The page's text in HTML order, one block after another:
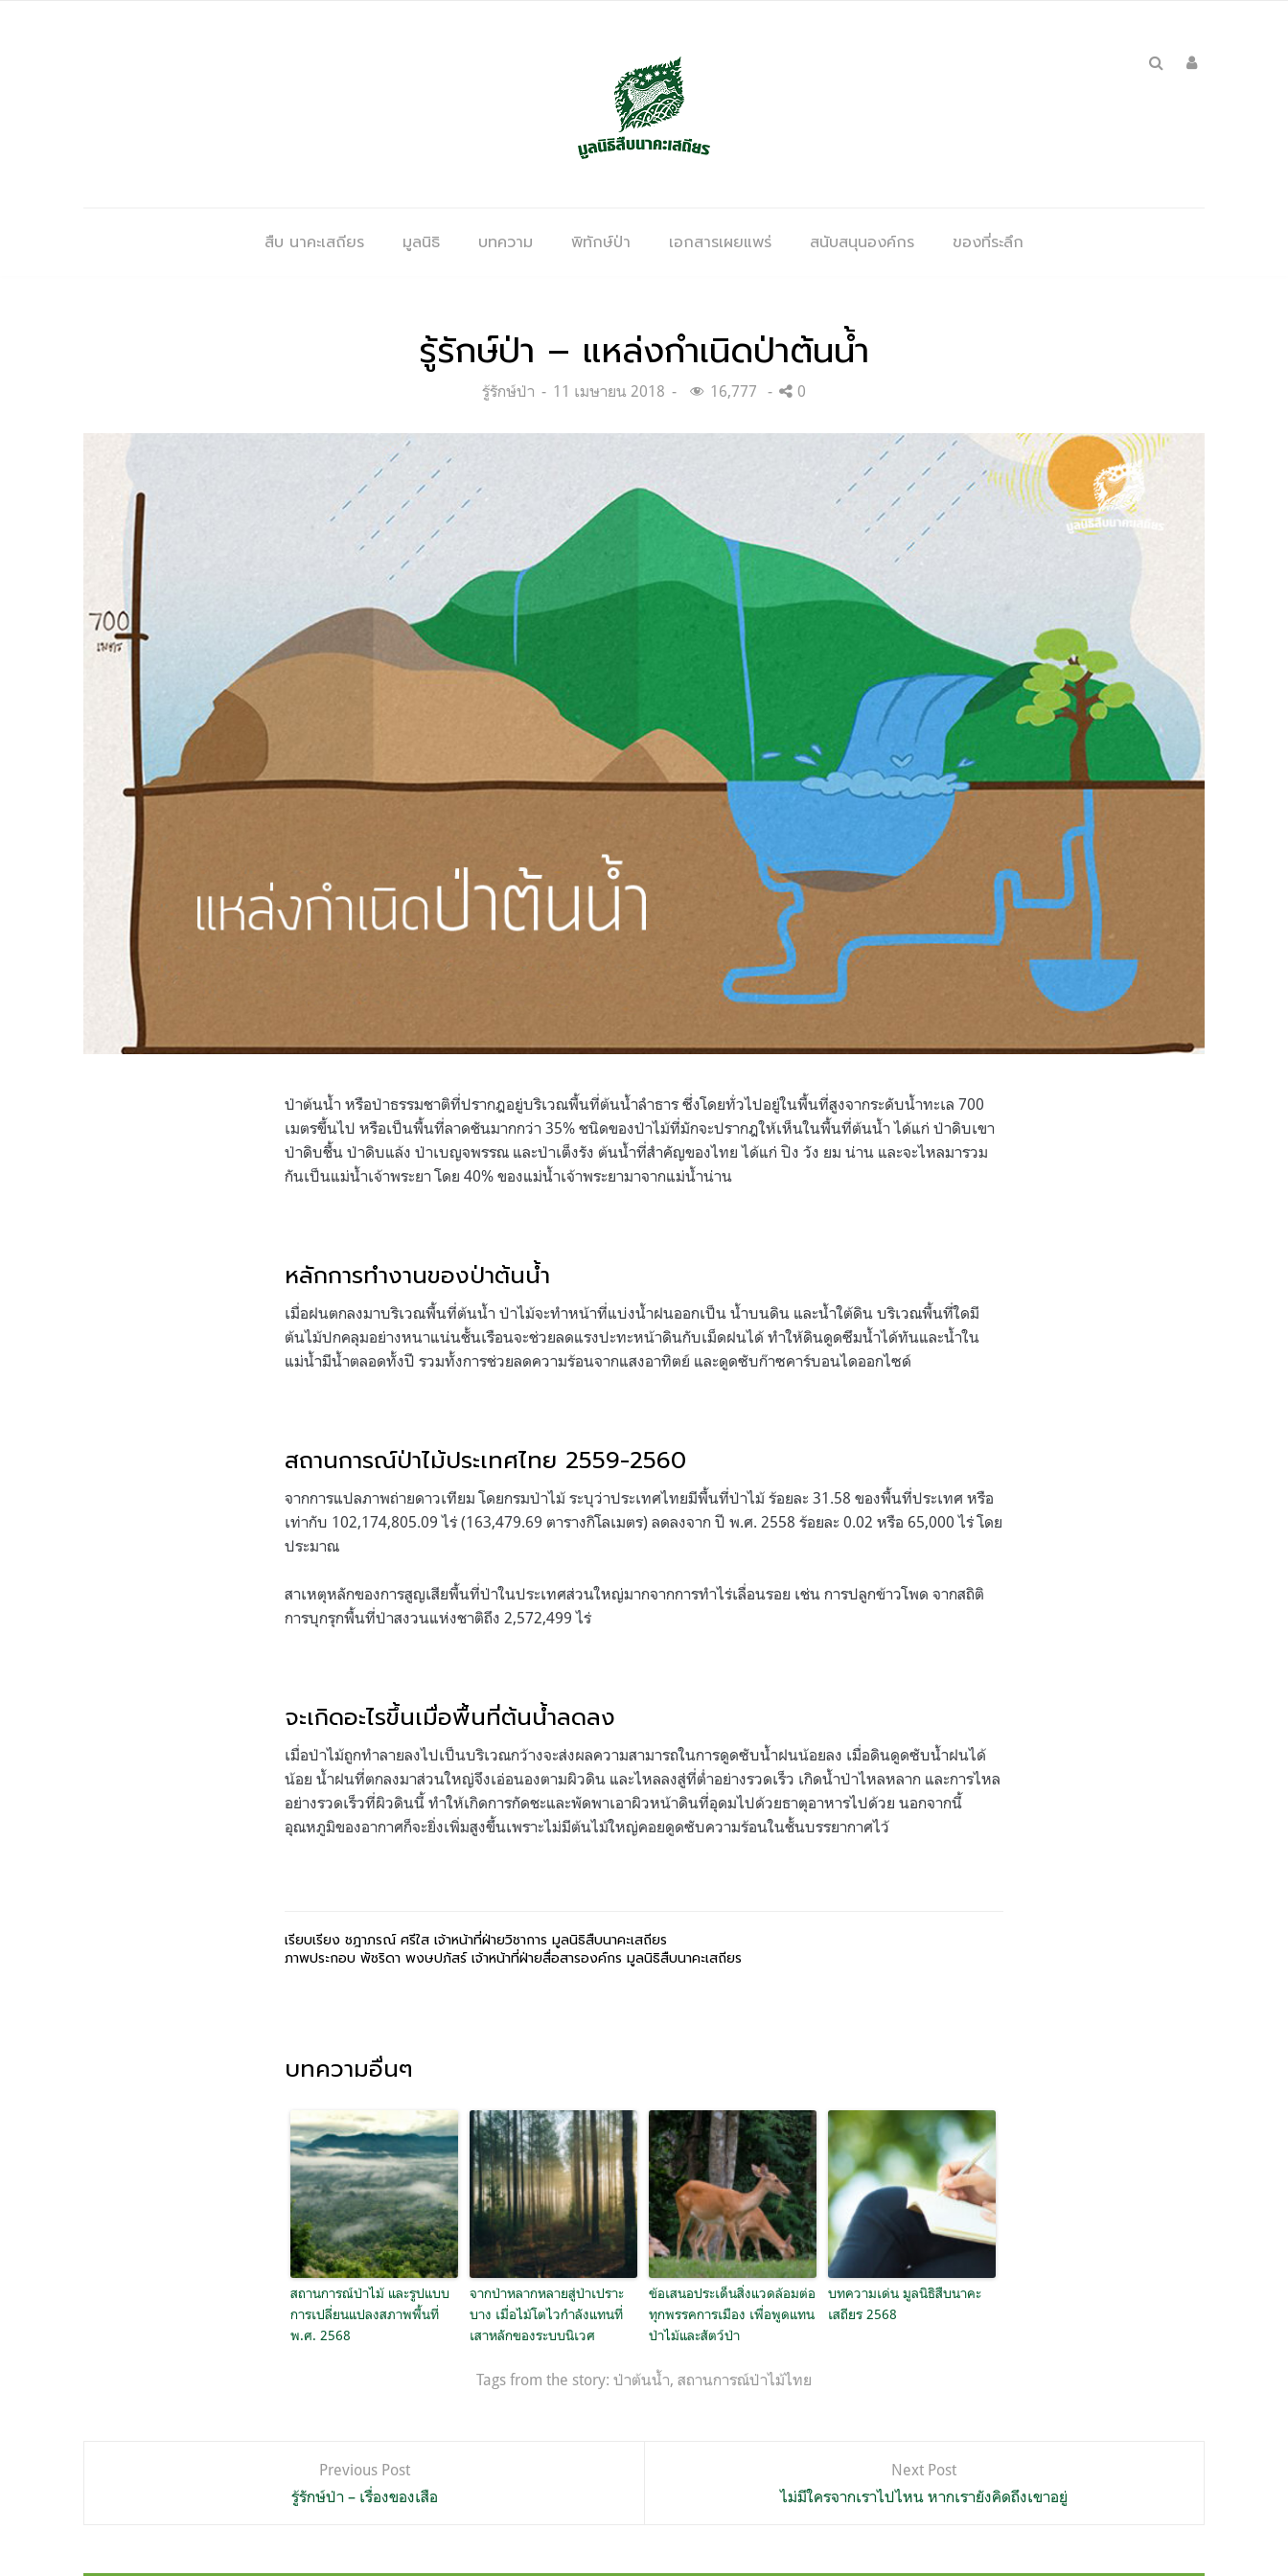
สืบ นาคะเสถียร มูลนิธิ บทความ พิทักษ์ป่า เอกสารเผยแพร่ สนับสนุนองค์กร ของที่ระลึก
รู้รักษ์ป่า – แหล่งกำเนิดป่าต้นน้ำ
Categories:
รู้รักษ์ป่า
Posted
11 เมษายน 2018 16,777 0
ป่าต้นน้ำ หรือป่าธรรมชาติที่ปรากฎอยู่บริเวณพื้นที่ต้นน้ำลำธาร ซึ่งโดยทั่วไปอยู่ในพื้นที่สูงจากระดับน้ำทะเล 700
เมตรขึ้นไป หรือเป็นพื้นที่ลาดชันมากกว่า 35% ชนิดของป่าไม้ที่มักจะปรากฎให้เห็นในพื้นที่ต้นน้ำ ได้แก่ ป่าดิบเขา
ป่าดิบชื้น ป่าดิบแล้ง ป่าเบญจพรรณ และป่าเต็งรัง ต้นน้ำที่สำคัญของไทย ได้แก่ ปิง วัง ยม น่าน และจะไหลมารวม
กันเป็นแม่น้ำเจ้าพระยา โดย 40% ของแม่น้ำเจ้าพระยามาจากแม่น้ำน่าน
หลักการทำงานของป่าต้นน้ำ
เมื่อฝนตกลงมาบริเวณพื้นที่ต้นน้ำ ป่าไม้จะทำหน้าที่แบ่งน้ำฝนออกเป็น น้ำบนดิน และน้ำใต้ดิน บริเวณพื้นที่ใดมี
ต้นไม้ปกคลุมอย่างหนาแน่นชั้นเรือนจะช่วยลดแรงปะทะหน้าดินกับเม็ดฝนได้ ทำให้ดินดูดซึมน้ำได้ทันและน้ำใน
แม่น้ำมีน้ำตลอดทั้งปี รวมทั้งการช่วยลดความร้อนจากแสงอาทิตย์ และดูดซับก๊าซคาร์บอนไดออกไซด์
สถานการณ์ป่าไม้ประเทศไทย 2559-2560
จากการแปลภาพถ่ายดาวเทียม โดยกรมป่าไม้ ระบุว่าประเทศไทยมีพื้นที่ป่าไม้ ร้อยละ 31.58 ของพื้นที่ประเทศ หรือ
เท่ากับ 102,174,805.09 ไร่ (163,479.69 ตารางกิโลเมตร) ลดลงจาก ปี พ.ศ. 2558 ร้อยละ 0.02 หรือ 65,000 ไร่ โดย
ประมาณ
สาเหตุหลักของการสูญเสียพื้นที่ป่าในประเทศส่วนใหญ่มากจากการทำไร่เลื่อนรอย เช่น การปลูกข้าวโพด จากสถิติ
การบุกรุกพื้นที่ป่าสงวนแห่งชาติถึง 2,572,499 ไร่
จะเกิดอะไรขึ้นเมื่อพื้นที่ต้นน้ำลดลง
เมื่อป่าไม้ถูกทำลายลงไปเป็นบริเวณกว้างจะส่งผลความสามารถในการดูดซับน้ำฝนน้อยลง เมื่อดินดูดซับน้ำฝนได้
น้อย น้ำฝนที่ตกลงมาส่วนใหญ่จึงเอ่อนองตามผิวดิน และไหลลงสู่ที่ต่ำอย่างรวดเร็ว เกิดน้ำป่าไหลหลาก และการไหล
อย่างรวดเร็วที่ผิวดินนี้ ทำให้เกิดการกัดชะและพัดพาเอาผิวหน้าดินที่อุดมไปด้วยธาตุอาหารไปด้วย นอกจากนี้
อุณหภูมิของอากาศก็จะยิ่งเพิ่มสูงขึ้นเพราะไม่มีต้นไม้ใหญ่คอยดูดซับความร้อนในชั้นบรรยากาศไว้
เรียบเรียง ชฎาภรณ์ ศรีใส เจ้าหน้าที่ฝ่ายวิชาการ มูลนิธิสืบนาคะเสถียร
ภาพประกอบ พัชริดา พงษปภัสร์ เจ้าหน้าที่ฝ่ายสื่อสารองค์กร มูลนิธิสืบนาคะเสถียร
บทความอื่นๆ
สถานการณ์ป่าไม้ และรูปแบบ
การเปลี่ยนแปลงสภาพพื้นที่
พ.ศ. 2568
จากป่าหลากหลายสู่ป่าเปราะ
บาง เมื่อไม้โตไวกำลังแทนที่
เสาหลักของระบบนิเวศ
ข้อเสนอประเด็นสิ่งแวดล้อมต่อ
ทุกพรรคการเมือง เพื่อพูดแทน
ป่าไม้และสัตว์ป่า
บทความเด่น มูลนิธิสืบนาคะ
เสถียร 2568
Tags from the story: ป่าต้นน้ำ, สถานการณ์ป่าไม้ไทย
Previous Post
รู้รักษ์ป่า – เรื่องของเสือ
Next Post
ไม่มีใครจากเราไปไหน หากเรายังคิดถึงเขาอยู่